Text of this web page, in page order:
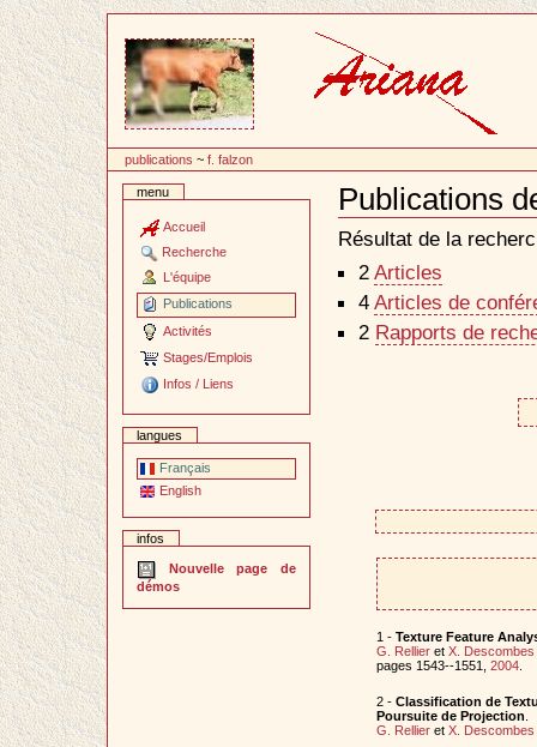
contenu
publications ~f. falzon
menu
Accueil
Recherche
L'équipe
Publications
Activités
Stages/Emplois
Infos / Liens
langues
Français
English
infos
Nouvelle page de
démos
Publications
Document
Actions
Résultat de la
2 Articles
4 Articles de
2 Rapports de
1 - Texture Feature
G. Rellieret X. Descombes
pages 1543--1551, 2004.
2 - Classification de
Poursuite de Projection
G. Rellieret X. Descombes